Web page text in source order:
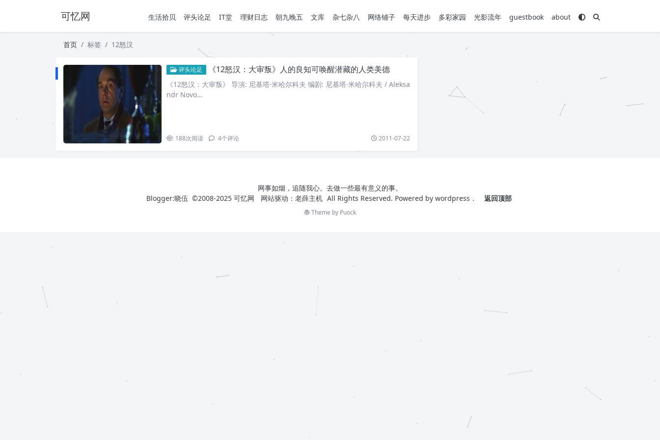
可忆网 生活拾贝 评头论足 IT堂 理财日志 朝九晚五 文库 杂七杂八 网络铺子 每天进步 多彩家园 光影流年 guestbook about
首页 标签 12怒汉
评头论足 《12怒汉：大审叛》人的良知可唤醒潜藏的人类美德
《12怒汉：大审叛》 导演: 尼基塔·米哈尔科夫 编剧: 尼基塔·米哈尔科夫 / Aleksa
ndr Novo…
188次阅读 4个评论 2011-07-22
网事如烟，追随我心。去做一些最有意义的事。
Blogger:晓伍 ©2008-2025 可忆网 网站驱动： 老薛主机 All Rights Reserved. Powered by wordpress . 返回顶部
Theme by Puock